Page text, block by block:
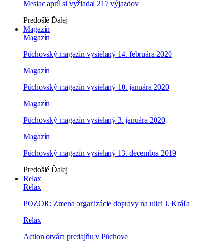
Mesiac apríl si vyžiadal 217 výjazdov
Predošlé Ďalej
Magazín
Magazín
Púchovský magazín vysielaný 14. februára 2020
Magazín
Púchovský magazín vysielaný 10. januára 2020
Magazín
Púchovský magazín vysielaný 3. januára 2020
Magazín
Púchovský magazín vysielaný 13. decembra 2019
Predošlé Ďalej
Relax
Relax
POZOR: Zmena organizácie dopravy na ulici J. Kráľa
Relax
Action otvára predajňu v Púchove